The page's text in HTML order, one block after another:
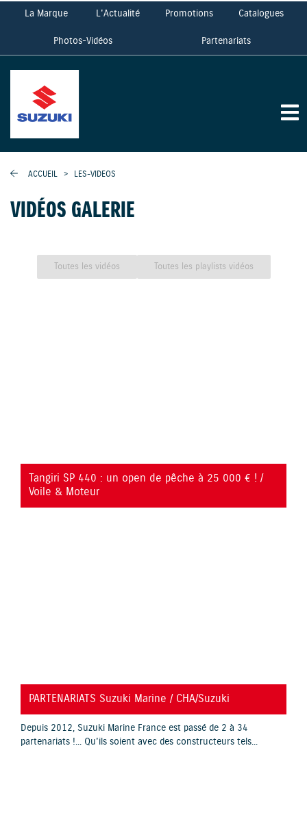
La Marque L'Actualité Promotions Catalogues
Photos-Vidéos Partenariats
ACCUEIL > LES-VIDEOS
VIDÉOS GALERIE
Toutes les vidéos Toutes les playlists vidéos
YouTube is disabled. Allow
Tangiri SP 440 : un open de pêche à 25 000 € ! /
Voile & Moteur
YouTube is disabled. Allow
PARTENARIATS Suzuki Marine / CHA/Suzuki
Depuis 2012, Suzuki Marine France est passé de 2 à 34
partenariats !... Qu'ils soient avec des constructeurs tels...